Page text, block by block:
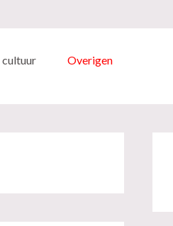
cultuur Overigen